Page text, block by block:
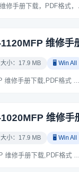
佳能
维修手
大小：17.9 MB 🖥️ Win All
维修手册下载,PDF格式 ...
维修手
大小：17.9 MB 🖥️ Win All
维修手册下载,PDF格式